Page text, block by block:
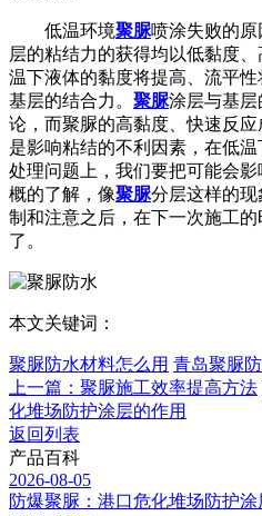
低温环境聚脲喷涂失败的
层的粘结力的获得均以低黏度
温下液体的黏度将提高、流平
基层的结合力。 聚脲涂层与基
论，而聚脲的高黏度、快速反应
是影响粘结的不利因素，在低
处理问题上，我们要把可能会
概的了解，像聚脲分层这样的
制和注意之后，在下一次施工
了。
本文关键词：
聚脲防水材料怎么用 青岛聚脲
上一篇：聚脲施工效率提高方法
化堆场防护涂层的作用
返回列表
产品百科
2026-08-05
防爆聚脲：港口危化堆场防护涂